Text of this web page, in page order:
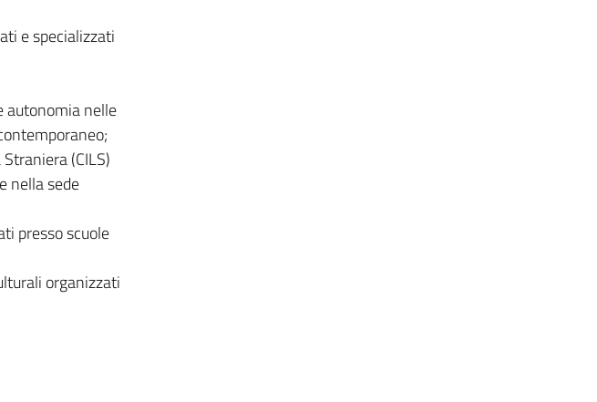
e specializzati
autonomia nelle
(CILS)
nella sede
presso scuole
organizzati